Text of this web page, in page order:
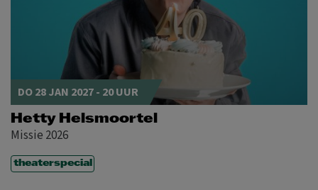
DO 28 JAN 2027 - 20 UUR
Hetty Helsmoortel
Missie 2026
theaterspecial